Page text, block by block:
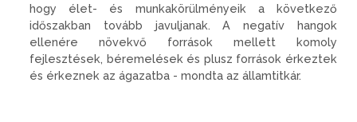
hogy élet- és munkakörülményeik a következő
időszakban tovább javuljanak. A negatív hangok
ellenére növekvő források mellett komoly
fejlesztések, béremelések és plusz források érkeztek
és érkeznek az ágazatba - mondta az államtitkár.